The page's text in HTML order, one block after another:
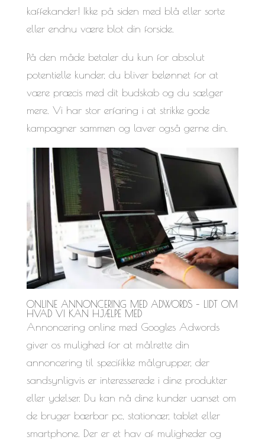
kaffekander! Ikke på siden med blå eller sorte
eller endnu være blot din forside.
På den måde betaler du kun for absolut
potentielle kunder, du bliver belønnet for at
være præcis med dit budskab og du sælger
mere. Vi har stor erfaring i at strikke gode
kampagner sammen og laver også gerne din.
ONLINE ANNONCERING MED ADWORDS – LIDT OM
HVAD VI KAN HJÆLPE MED
Annoncering online med Googles Adwords
giver os mulighed for at målrette din
annoncering til specifikke målgrupper, der
sandsynligvis er interesserede i dine produkter
eller ydelser. Du kan nå dine kunder uanset om
de bruger bærbar pc, stationær, tablet eller
smartphone. Der er et hav af muligheder og